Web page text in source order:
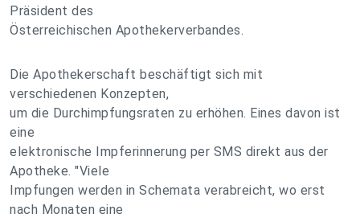
Präsident des
Österreichischen Apothekerverbandes.
Die Apothekerschaft beschäftigt sich mit
verschiedenen Konzepten,
um die Durchimpfungsraten zu erhöhen. Eines davon ist
eine
elektronische Impferinnerung per SMS direkt aus der
Apotheke. "Viele
Impfungen werden in Schemata verabreicht, wo erst
nach Monaten eine